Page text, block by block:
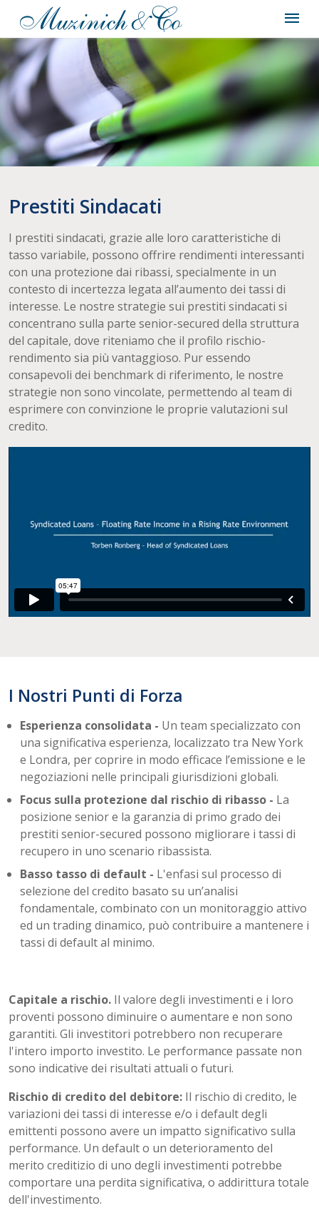
Prestiti Sindacati
I prestiti sindacati, grazie alle loro caratteristiche di
tasso variabile, possono offrire rendimenti interessanti
con una protezione dai ribassi, specialmente in un
contesto di incertezza legata all’aumento dei tassi di
interesse. Le nostre strategie sui prestiti sindacati si
concentrano sulla parte senior-secured della struttura
del capitale, dove riteniamo che il profilo rischio-
rendimento sia più vantaggioso. Pur essendo
consapevoli dei benchmark di riferimento, le nostre
strategie non sono vincolate, permettendo al team di
esprimere con convinzione le proprie valutazioni sul
credito.
I Nostri Punti di Forza
Esperienza consolidata - Un team specializzato con
una significativa esperienza, localizzato tra New York
e Londra, per coprire in modo efficace l’emissione e le
negoziazioni nelle principali giurisdizioni globali.
Focus sulla protezione dal rischio di ribasso - La
posizione senior e la garanzia di primo grado dei
prestiti senior-secured possono migliorare i tassi di
recupero in uno scenario ribassista.
Basso tasso di default - L'enfasi sul processo di
selezione del credito basato su un’analisi
fondamentale, combinato con un monitoraggio attivo
ed un trading dinamico, può contribuire a mantenere i
tassi di default al minimo.
Capitale a rischio. Il valore degli investimenti e i loro
proventi possono diminuire o aumentare e non sono
garantiti. Gli investitori potrebbero non recuperare
l'intero importo investito. Le performance passate non
sono indicative dei risultati attuali o futuri.
Rischio di credito del debitore: Il rischio di credito, le
variazioni dei tassi di interesse e/o i default degli
emittenti possono avere un impatto significativo sulla
performance. Un default o un deterioramento del
merito creditizio di uno degli investimenti potrebbe
comportare una perdita significativa, o addirittura totale
dell'investimento.